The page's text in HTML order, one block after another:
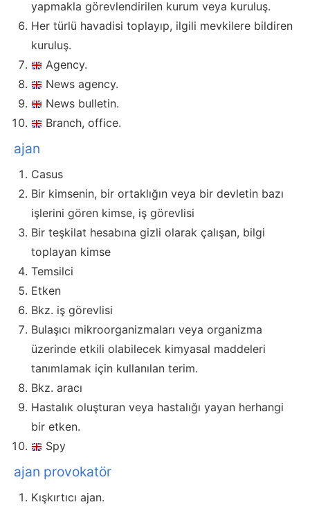
yapmakla görevlendirilen kurum veya kuruluş.
Her türlü havadisi toplayıp, ilgili mevkilere bildiren
kuruluş.
Agency.
News agency.
News bulletin.
Branch, office.
ajan
Casus
Bir kimsenin, bir ortaklığın veya bir devletin bazı
işlerini gören kimse, iş görevlisi
Bir teşkilat hesabına gizli olarak çalışan, bilgi
toplayan kimse
Temsilci
Etken
Bkz. iş görevlisi
Bulaşıcı mikroorganizmaları veya organizma
üzerinde etkili olabilecek kimyasal maddeleri
tanımlamak için kullanılan terim.
Bkz. aracı
Hastalık oluşturan veya hastalığı yayan herhangi
bir etken.
Spy
ajan provokatör
Kışkırtıcı ajan.